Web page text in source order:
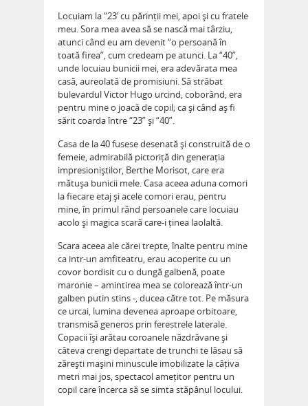
Locuiam la “23’ cu părinții mei, apoi și cu fratele
meu. Sora mea avea să se nască mai târziu,
atunci când eu am devenit “o persoană în
toată firea”, cum credeam pe atunci. La “40”,
unde locuiau bunicii mei, era adevărata mea
casă, aureolată de promisiuni. Să străbat
bulevardul Victor Hugo urcind, coborând, era
pentru mine o joacă de copil; ca și când aș fi
sărit coarda între “23” și “40”.
Casa de la 40 fusese desenată și construită de o
femeie, admirabilă pictoriță din generația
impresioniștilor, Berthe Morisot, care era
mătușa bunicii mele. Casa aceea aduna comori
la fiecare etaj și acele comori erau, pentru
mine, în primul rând persoanele care locuiau
acolo și magica scară care-i ținea laolaltă.
Scara aceea ale cărei trepte, înalte pentru mine
ca intr-un amfiteatru, erau acoperite cu un
covor bordisit cu o dungă galbenă, poate
maronie – amintirea mea se colorează într-un
galben putin stins -, ducea către tot. Pe măsura
ce urcai, lumina devenea aproape orbitoare,
transmisă generos prin ferestrele laterale.
Copacii își arătau coroanele năzdrăvane și
câteva crengi departate de trunchi te lăsau să
zărești mașini minuscule imobilizate la câțiva
metri mai jos, spectacol amețitor pentru un
copil care încerca să se simta stăpânul locului.